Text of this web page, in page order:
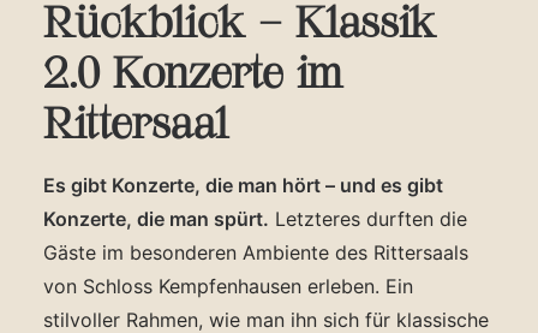
Rückblick – Klassik
2.0 Konzerte im
Rittersaal
Es gibt Konzerte, die man hört – und es gibt
Konzerte, die man spürt. Letzteres durften die
Gäste im besonderen Ambiente des Rittersaals
von Schloss Kempfenhausen erleben. Ein
stilvoller Rahmen, wie man ihn sich für klassische